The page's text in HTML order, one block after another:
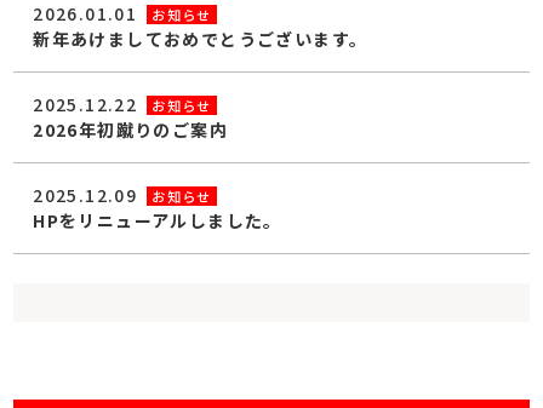
2026.01.01 お知らせ
新年あけましておめでとうございます。
2025.12.22 お知らせ
2026年初蹴りのご案内
2025.12.09 お知らせ
HPをリニューアルしました。